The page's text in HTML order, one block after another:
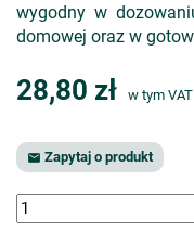
wygodny w
domowej oraz w
28,80 zł w tym VAT
 Zapytaj o produkt